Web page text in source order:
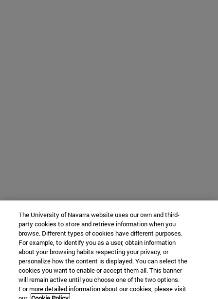
The University of Navarra website uses our own and third-
party cookies to store and retrieve information when you
browse. Different types of cookies have different purposes.
For example, to identify you as a user, obtain information
about your browsing habits respecting your privacy, or
personalize how the content is displayed. You can select the
cookies you want to enable or accept them all. This banner
will remain active until you choose one of the two options.
For more detailed information about our cookies, please visit